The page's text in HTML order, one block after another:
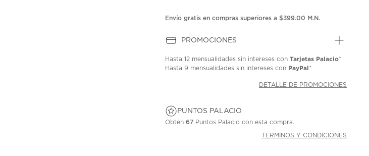
Envío gratis en compras superiores a $399.00 M.N.
PROMOCIONES
Hasta12 mensualidades sin intereses conTarjetas Palacio*
Hasta9 mensualidades sin intereses con PayPal*
DETALLE DE PROMOCIONES
PUNTOS PALACIO
Obtén67 Puntos Palacio con esta compra.
TÉRMINOS Y CONDICIONES